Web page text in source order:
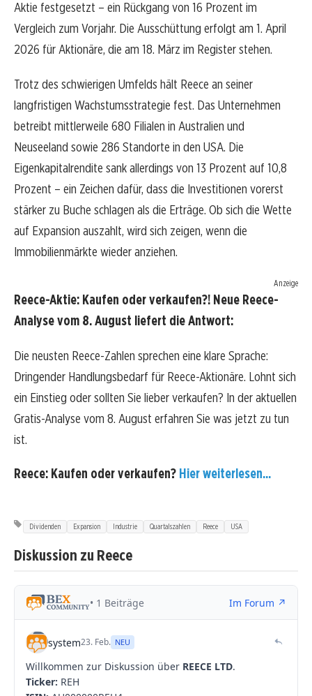
Aktie festgesetzt – ein Rückgang von 16 Prozent im
Vergleich zum Vorjahr. Die Ausschüttung erfolgt am 1. April
2026 für Aktionäre, die am 18. März im Register stehen.
Trotz des schwierigen Umfelds hält Reece an seiner
langfristigen Wachstumsstrategie fest. Das Unternehmen
betreibt mittlerweile 680 Filialen in Australien und
Neuseeland sowie 286 Standorte in den USA. Die
Eigenkapitalrendite sank allerdings von 13 Prozent auf 10,8
Prozent – ein Zeichen dafür, dass die Investitionen vorerst
stärker zu Buche schlagen als die Erträge. Ob sich die Wette
auf Expansion auszahlt, wird sich zeigen, wenn die
Immobilienmärkte wieder anziehen.
Anzeige
Reece-Aktie: Kaufen oder verkaufen?! Neue Reece-
Analyse vom 8. August liefert die Antwort:
Die neusten Reece-Zahlen sprechen eine klare Sprache:
Dringender Handlungsbedarf für Reece-Aktionäre. Lohnt sich
ein Einstieg oder sollten Sie lieber verkaufen? In der aktuellen
Gratis-Analyse vom 8. August erfahren Sie was jetzt zu tun
ist.
Reece: Kaufen oder verkaufen? Hier weiterlesen...
Dividenden Expansion Industrie Quartalszahlen Reece USA
Diskussion zu Reece